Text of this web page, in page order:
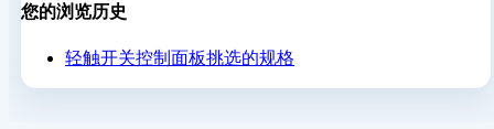
您的浏览历史
轻触开关控制面板挑选的规格